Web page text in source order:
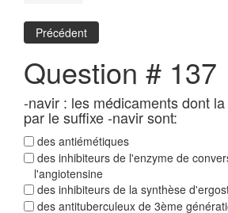
Précédent
Question # 137
-navir : les médicaments dont
par le suffixe -navir sont:
des antiémétiques
des inhibiteurs de l'enzyme de
l'angiotensine
des inhibiteurs de la synthèse
des antituberculeux de 3ème